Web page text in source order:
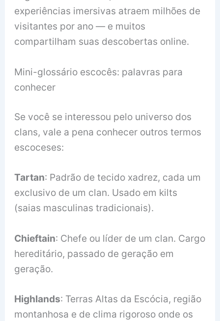
experiências imersivas atraem milhões de
visitantes por ano — e muitos
compartilham suas descobertas online.
Mini-glossário escocês: palavras para
conhecer
Se você se interessou pelo universo dos
clans, vale a pena conhecer outros termos
escoceses:
Tartan: Padrão de tecido xadrez, cada um
exclusivo de um clan. Usado em kilts
(saias masculinas tradicionais).
Chieftain: Chefe ou líder de um clan. Cargo
hereditário, passado de geração em
geração.
Highlands: Terras Altas da Escócia, região
montanhosa e de clima rigoroso onde os